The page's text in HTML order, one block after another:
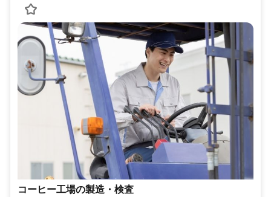
コーヒー工場の製造・検査